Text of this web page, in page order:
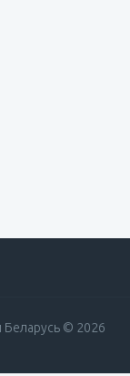
Беларусь © 2026